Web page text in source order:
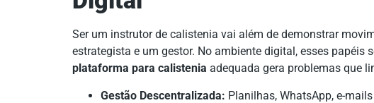
Ser um instrutor de calistenia vai além de demonstrar
estrategista e um gestor. No ambiente digital, esses papéis
plataforma para calistenia adequada gera problemas que
Gestão Descentralizada: Planilhas, WhatsApp, e-